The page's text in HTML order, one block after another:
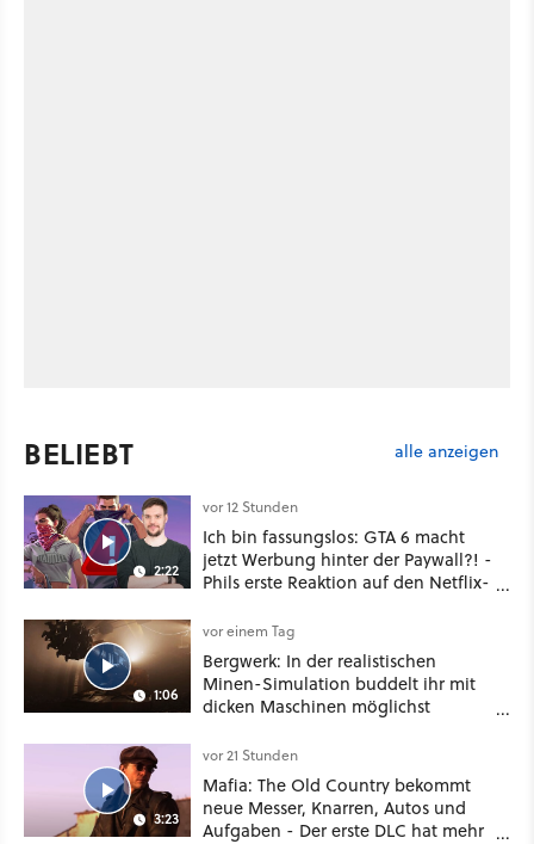
BELIEBT alle anzeigen
2:22
vor 12 Stunden
Ich bin fassungslos: GTA 6 macht
jetzt Werbung hinter der Paywall?! -
Phils erste Reaktion auf den Netflix-
1:06
vor einem Tag
Bergwerk: In der realistischen
Minen-Simulation buddelt ihr mit
dicken Maschinen möglichst
3:23
vor 21 Stunden
Mafia: The Old Country bekommt
neue Messer, Knarren, Autos und
Aufgaben - Der erste DLC hat mehr